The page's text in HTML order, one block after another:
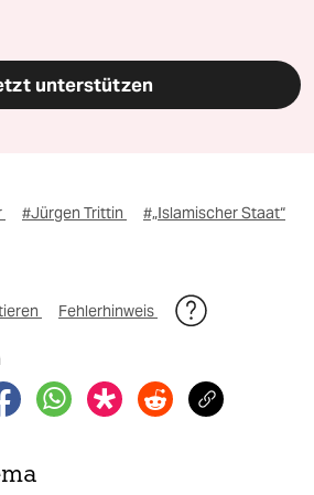
unterstützen
#Jürgen Trittin
#„Islamischer Staat“
Fehlerhinweis